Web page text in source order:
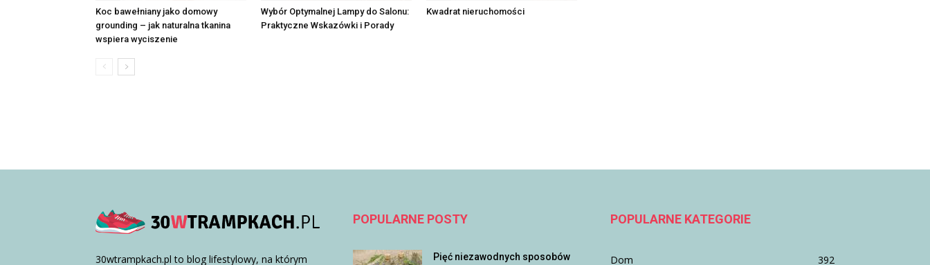
Koc bawełniany jako domowy
grounding – jak naturalna tkanina
wspiera wyciszenie
Wybór Optymalnej Lampy do Salonu:
Praktyczne Wskazówki i Porady
Kwadrat nieruchomości
30wtrampkach.pl to blog lifestylowy, na którym
POPULARNE POSTY
Pięć niezawodnych sposobów
POPULARNE KATEGORIE
Dom 392